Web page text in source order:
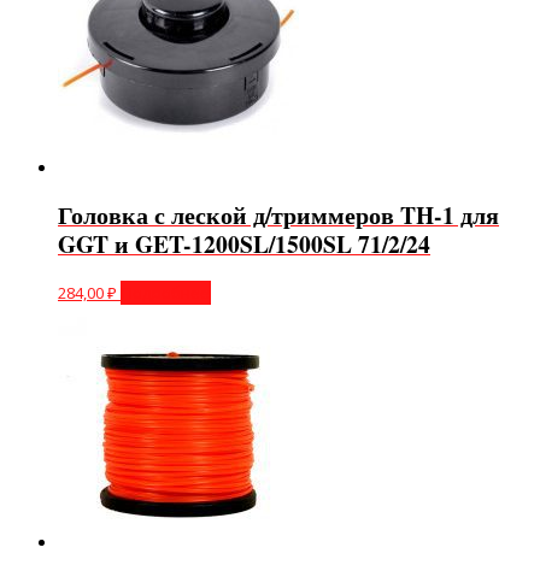
Головка с леской д/триммеров TH-1 для
GGT и GET-1200SL/1500SL 71/2/24
284,00₽